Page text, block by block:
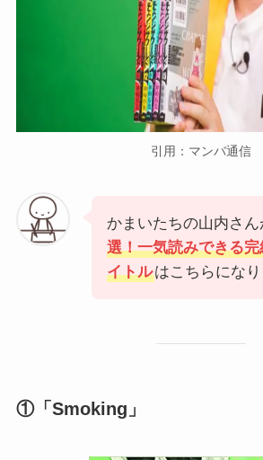
引用：マンバ通信
かまいたちの山内さ
選！一気読みできる
イトルはこちらになり
①「Smoking」